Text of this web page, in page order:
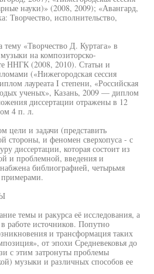
науки)» (2008, 2009); «Авангард,
Творчество, исполнительство,
«Творчество Д. Куртага» в
на композиторско-
ННГК (2008, 2010). Статьи и
(«Нижегородская сессия
лауреата I степени, «Российская
ученых», Казань, 2009 — диплом
диссертации отражены в 12
4 п. л.
цели и задачи (представить
стороны, и феномен сверхопуса - с
диссертации, которая состоит из
и проблемной, введения и
библиографией, четырьмя
темы и ракурса её исследования, а
работе источников. Попутно
и трансформация таких
от эпохи Средневековья до
с этим затронуты проблемы
музыки и различных способов ее